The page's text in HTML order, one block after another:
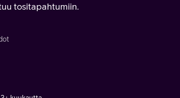
tositapahtumiin.